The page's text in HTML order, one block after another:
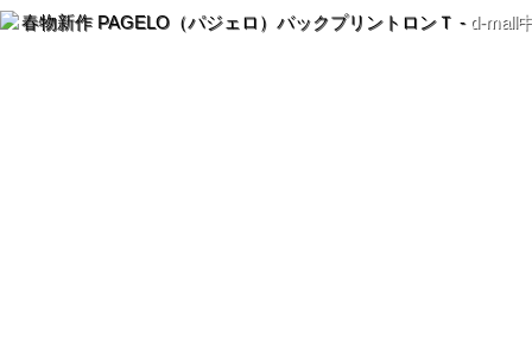
春物新作 PAGELO（パジェロ）バックプリントロンＴ - d-mall